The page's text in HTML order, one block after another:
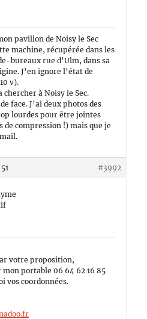
pavillon de Noisy le Sec
machine, récupérée dans les
bureaux rue d’Ulm, dans sa
J’en ignore l’état de
v).
à Noisy le Sec.
face. J’ai deux photos des
lourdes pour être jointes
de compression !) mais que je
#3992
votre proposition,
portable 06 64 62 16 85
vos coordonnées.